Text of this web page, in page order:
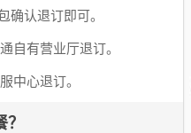
确认退订即可。
自有营业厅退订。
中心退订。